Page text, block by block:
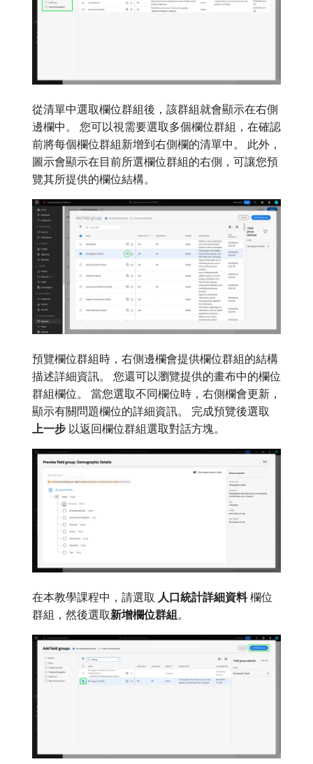
從清單中選取欄位群組後，該群組就會顯示在右側
邊欄中。 您可以視需要選取多個欄位群組，在確認
前將每個欄位群組新增到右側欄的清單中。 此外，
圖示會顯示在目前所選欄位群組的右側，可讓您預
覽其所提供的欄位結構。
預覽欄位群組時，右側邊欄會提供欄位群組的結構
描述詳細資訊。 您還可以瀏覽提供的畫布中的欄位
群組欄位。 當您選取不同欄位時，右側欄會更新，
顯示有關問題欄位的詳細資訊。 完成預覽後選取​
上一步 ​以返回欄位群組選取對話方塊。
在本教學課程中，請選取​ 人口統計詳細資料​欄位
群組，然後選取​新增欄位群組。